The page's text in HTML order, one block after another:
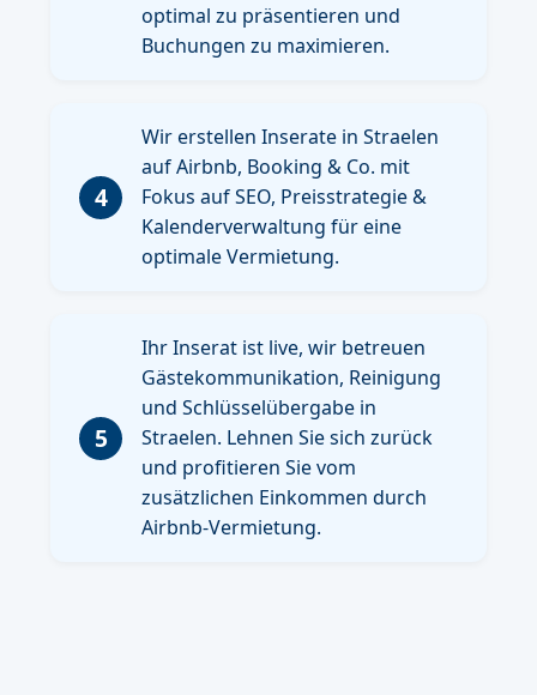
optimal zu präsentieren und
Buchungen zu maximieren.
4
Wir erstellen Inserate in Straelen
auf Airbnb, Booking & Co. mit
Fokus auf SEO, Preisstrategie &
Kalenderverwaltung für eine
optimale Vermietung.
5
Ihr Inserat ist live, wir betreuen
Gästekommunikation, Reinigung
und Schlüsselübergabe in
Straelen. Lehnen Sie sich zurück
und profitieren Sie vom
zusätzlichen Einkommen durch
Airbnb-Vermietung.